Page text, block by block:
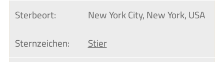
Sterbeort:
New York City, New York, USA
Sternzeichen:
Stier